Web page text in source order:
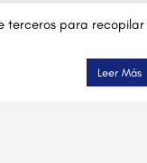
terceros para
Leer Más